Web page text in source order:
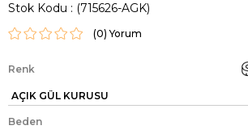
Stok Kodu (715626-AGK)
(0)
Renk
Beden